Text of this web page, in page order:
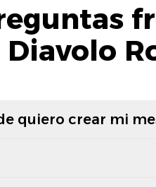
Diavolo
quiero crear mi